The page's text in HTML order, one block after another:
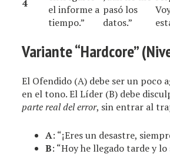
4
el informe a
tiempo.”
pasó los
datos.”
Variante “Hardcore”
El Ofendido (A) debe ser un poco
en el tono. El Líder (B) debe
parte real del error, sin entrar al
A: “¡Eres un desastre,
B: “Hoy he llegado tarde y